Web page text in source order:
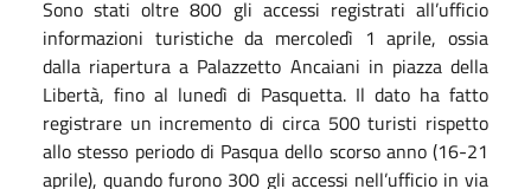
Sono stati oltre 800 gli accessi registrati all’ufficio
informazioni turistiche da mercoledì 1 aprile, ossia
dalla riapertura a Palazzetto Ancaiani in piazza della
Libertà, fino al lunedì di Pasquetta. Il dato ha fatto
registrare un incremento di circa 500 turisti rispetto
allo stesso periodo di Pasqua dello scorso anno (16-21
aprile), quando furono 300 gli accessi nell’ufficio in via